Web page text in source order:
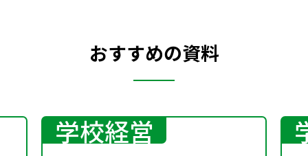
おすすめの資料
学校経営